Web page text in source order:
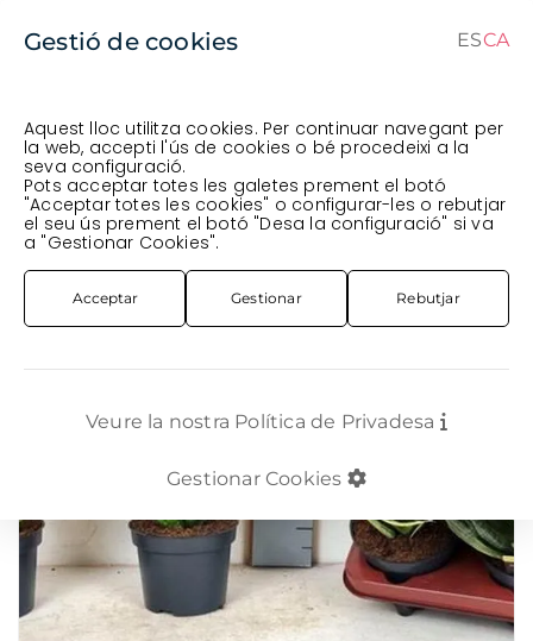
CAES
Comanda en curs (prevista per al) · Transportista
Veure comanda
PLANTA INTERIOR PL. CAIXA X6U. SANSIVIERA MIX T12CM 25CM
Gestió de cookies ESCA
Aquest lloc utilitza cookies. Per continuar navegant per
la web, accepti l'ús de cookies o bé procedeixi a la
seva configuració.
Pots acceptar totes les galetes prement el botó
"Acceptar totes les cookies" o configurar-les o rebutjar
el seu ús prement el botó "Desa la configuració" si va
a "Gestionar Cookies".
Acceptar Gestionar Rebutjar
Veure la nostra Política de Privadesa
Gestionar Cookies